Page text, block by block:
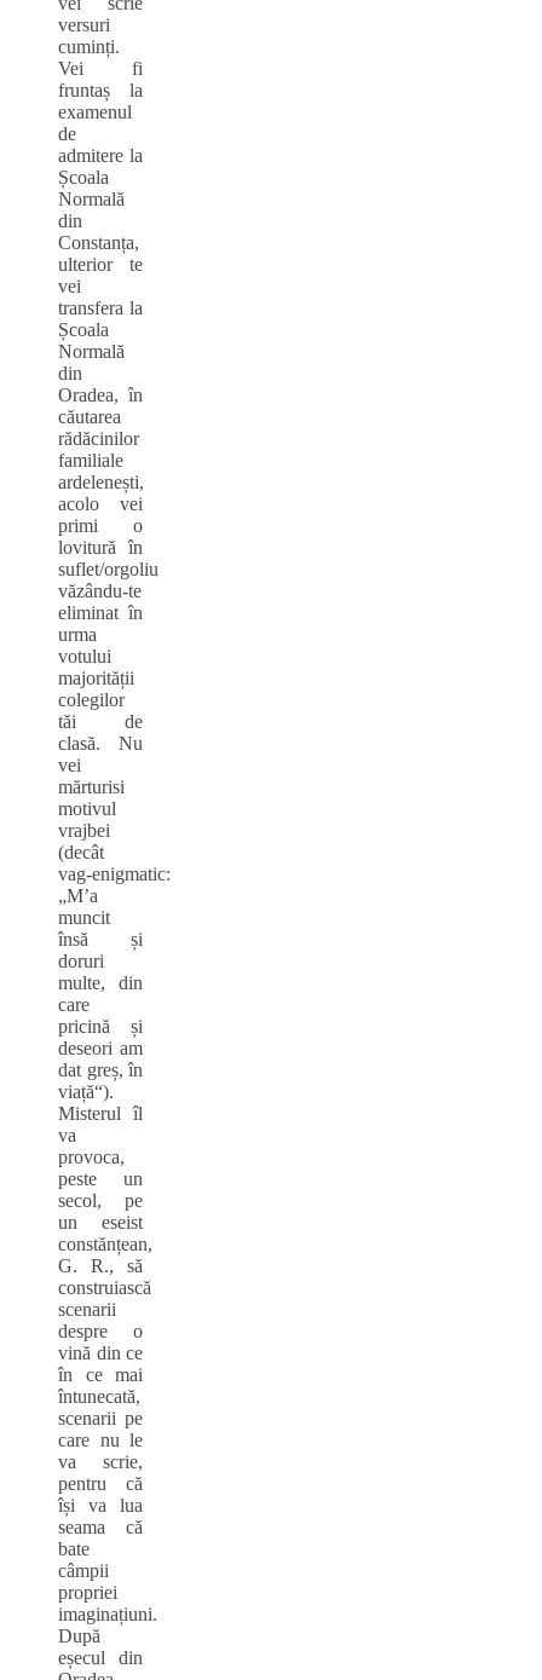
versuri
cuminți.
Vei fi
fruntaș la
examenul
de
admitere la
Școala
Normală
din
Constanța,
ulterior te
vei
transfera la
Școala
Normală
din
Oradea, în
căutarea
rădăcinilor
familiale
ardelenești,
acolo vei
primi o
lovitură în
suflet/orgoliu
văzându‑te
eliminat în
urma
votului
majorității
colegilor
tăi de
clasă. Nu
vei
mărturisi
motivul
vrajbei
(decât
vag‑enigmatic:
„M’a
muncit
însă și
doruri
multe, din
care
pricină și
deseori am
dat greș, în
viață“).
Misterul îl
va
provoca,
peste un
secol, pe
un eseist
constănțean,
G. R., să
construiască
scenarii
despre o
vină din ce
în ce mai
întunecată,
scenarii pe
care nu le
va scrie,
pentru că
își va lua
seama că
bate
câmpii
propriei
imaginațiuni.
După
eșecul din